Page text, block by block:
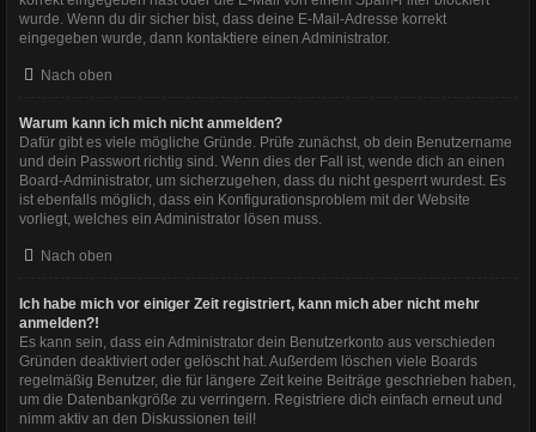
wurde. Wenn du dir sicher bist, dass deine E-Mail-Adresse korrekt
eingegeben wurde, dann kontaktiere einen Administrator.
Nach oben
Warum kann ich mich nicht anmelden?
Dafür gibt es viele mögliche Gründe. Prüfe zunächst, ob dein Benutzername
und dein Passwort richtig sind. Wenn dies der Fall ist, wende dich an einen
Board-Administrator, um sicherzugehen, dass du nicht gesperrt wurdest. Es
ist ebenfalls möglich, dass ein Konfigurationsproblem mit der Website
vorliegt, welches ein Administrator lösen muss.
Nach oben
Ich habe mich vor einiger Zeit registriert, kann mich aber nicht mehr
anmelden?!
Es kann sein, dass ein Administrator dein Benutzerkonto aus verschieden
Gründen deaktiviert oder gelöscht hat. Außerdem löschen viele Boards
regelmäßig Benutzer, die für längere Zeit keine Beiträge geschrieben haben,
um die Datenbankgröße zu verringern. Registriere dich einfach erneut und
nimm aktiv an den Diskussionen teil!